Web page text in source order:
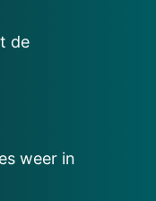
de
weer in